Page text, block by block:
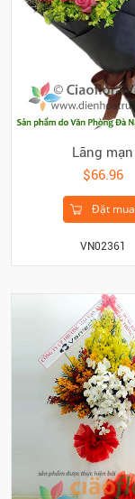
Lãng mạn
$66.96
Đặt mua
VN02361